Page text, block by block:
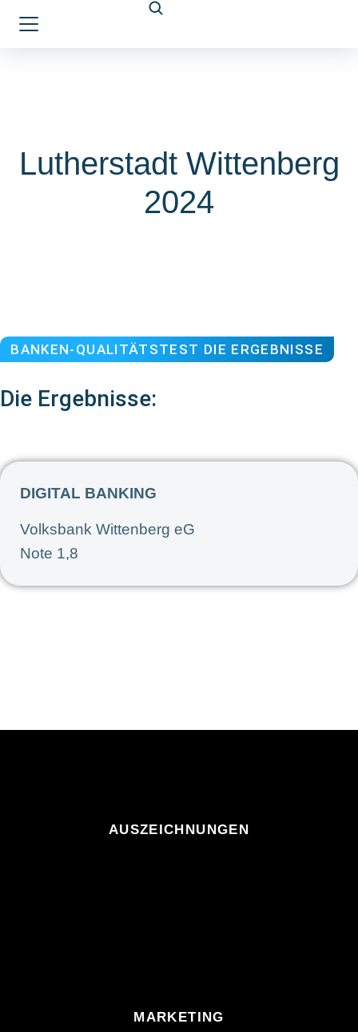
Lutherstadt Wittenberg
2024
BANKEN-QUALITÄTSTEST DIE ERGEBNISSE
Die Ergebnisse:
DIGITAL BANKING
Volksbank Wittenberg eG
Note 1,8
AUSZEICHNUNGEN
MARKETING